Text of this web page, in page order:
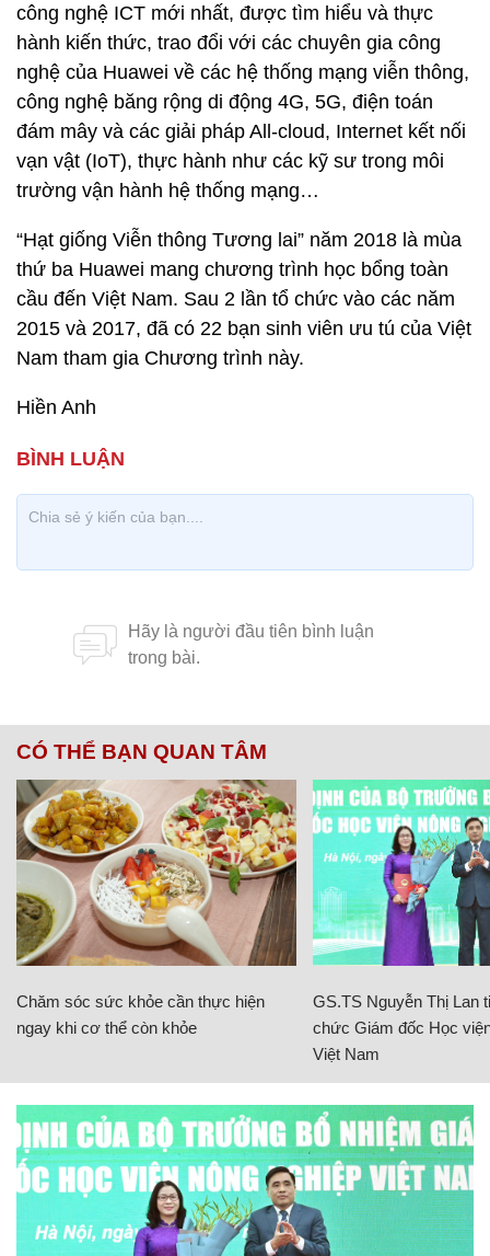
công nghệ ICT mới nhất, được tìm hiểu và thực
hành kiến thức, trao đổi với các chuyên gia công
nghệ của Huawei về các hệ thống mạng viễn thông,
công nghệ băng rộng di động 4G, 5G, điện toán
đám mây và các giải pháp All-cloud, Internet kết nối
vạn vật (IoT), thực hành như các kỹ sư trong môi
trường vận hành hệ thống mạng…
“Hạt giống Viễn thông Tương lai” năm 2018 là mùa
thứ ba Huawei mang chương trình học bổng toàn
cầu đến Việt Nam. Sau 2 lần tổ chức vào các năm
2015 và 2017, đã có 22 bạn sinh viên ưu tú của Việt
Nam tham gia Chương trình này.
Hiền Anh
CÓ THỂ BẠN QUAN TÂM
Chăm sóc sức khỏe cần thực hiện
ngay khi cơ thể còn khỏe
GS.TS Nguyễn Thị Lan
chức Giám đốc Học
Việt Nam